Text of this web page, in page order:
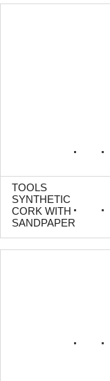
TOOLS
SYNTHETIC
CORK WITH
SANDPAPER